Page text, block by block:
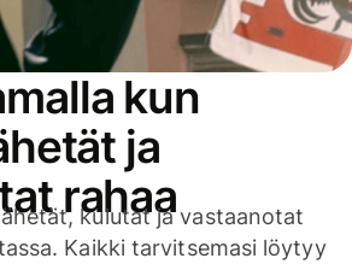
kun
ja
rahaa
kulutat ja vastaanotat
Kaikki tarvitsemasi löytyy